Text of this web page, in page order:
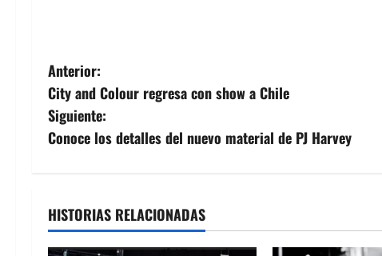
N
a
v
g
a
Anterior:
City and Colour regresa con show a Chile
Siguiente:
Conoce los detalles del nuevo material de PJ Harvey
HISTORIAS RELACIONADAS